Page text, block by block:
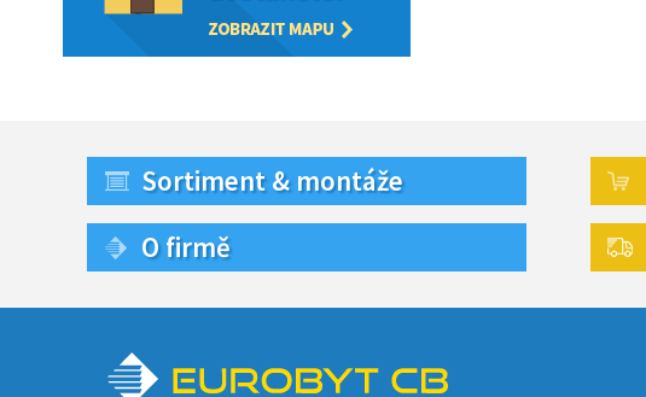
Sortiment & montáže
O firmě